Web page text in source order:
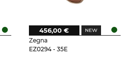
Zegna
EZ0294 - 35E
456,00 €